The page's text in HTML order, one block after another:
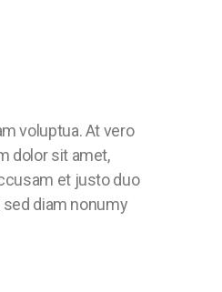
voluptua. At vero
dolor sit amet,
et justo duo
diam nonumy